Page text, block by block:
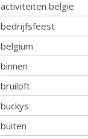
activiteiten belgie
bedrijfsfeest
belgium
binnen
bruiloft
buckys
buiten